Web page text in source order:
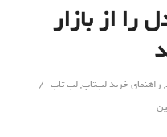
را از بازار
, راهنمای خرید لپ‌تاپ,لپ تاپ /